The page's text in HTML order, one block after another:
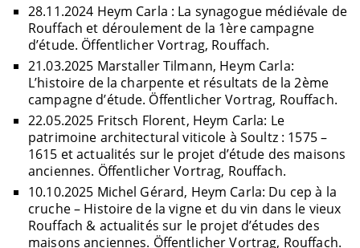
28.11.2024 Heym Carla : La synagogue médiévale de
Rouffach et déroulement de la 1ère campagne
d’étude. Öffentlicher Vortrag, Rouffach.
21.03.2025 Marstaller Tilmann, Heym Carla:
L’histoire de la charpente et résultats de la 2ème
campagne d’étude. Öffentlicher Vortrag, Rouffach.
22.05.2025 Fritsch Florent, Heym Carla: Le
patrimoine architectural viticole à Soultz : 1575 –
1615 et actualités sur le projet d’étude des maisons
anciennes. Öffentlicher Vortrag, Rouffach.
10.10.2025 Michel Gérard, Heym Carla: Du cep à la
cruche – Histoire de la vigne et du vin dans le vieux
Rouffach & actualités sur le projet d’études des
maisons anciennes. Öffentlicher Vortrag, Rouffach.